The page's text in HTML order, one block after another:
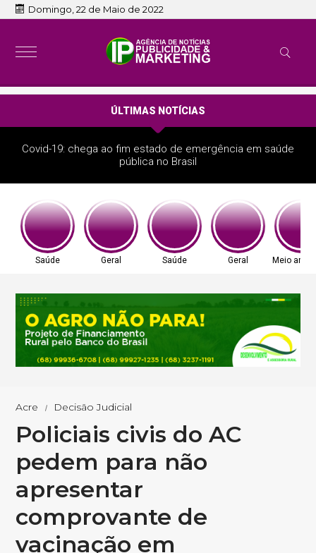
Domingo, 22 de Maio de 2022
ÚLTIMAS NOTÍCIAS
Covid-19: chega ao fim estado de emergência em saúde
pública no Brasil
Saúde Geral Saúde Geral Meio
Acre Decisão Judicial
Policiais civis do AC
pedem para não
apresentar
comprovante de
vacinação em